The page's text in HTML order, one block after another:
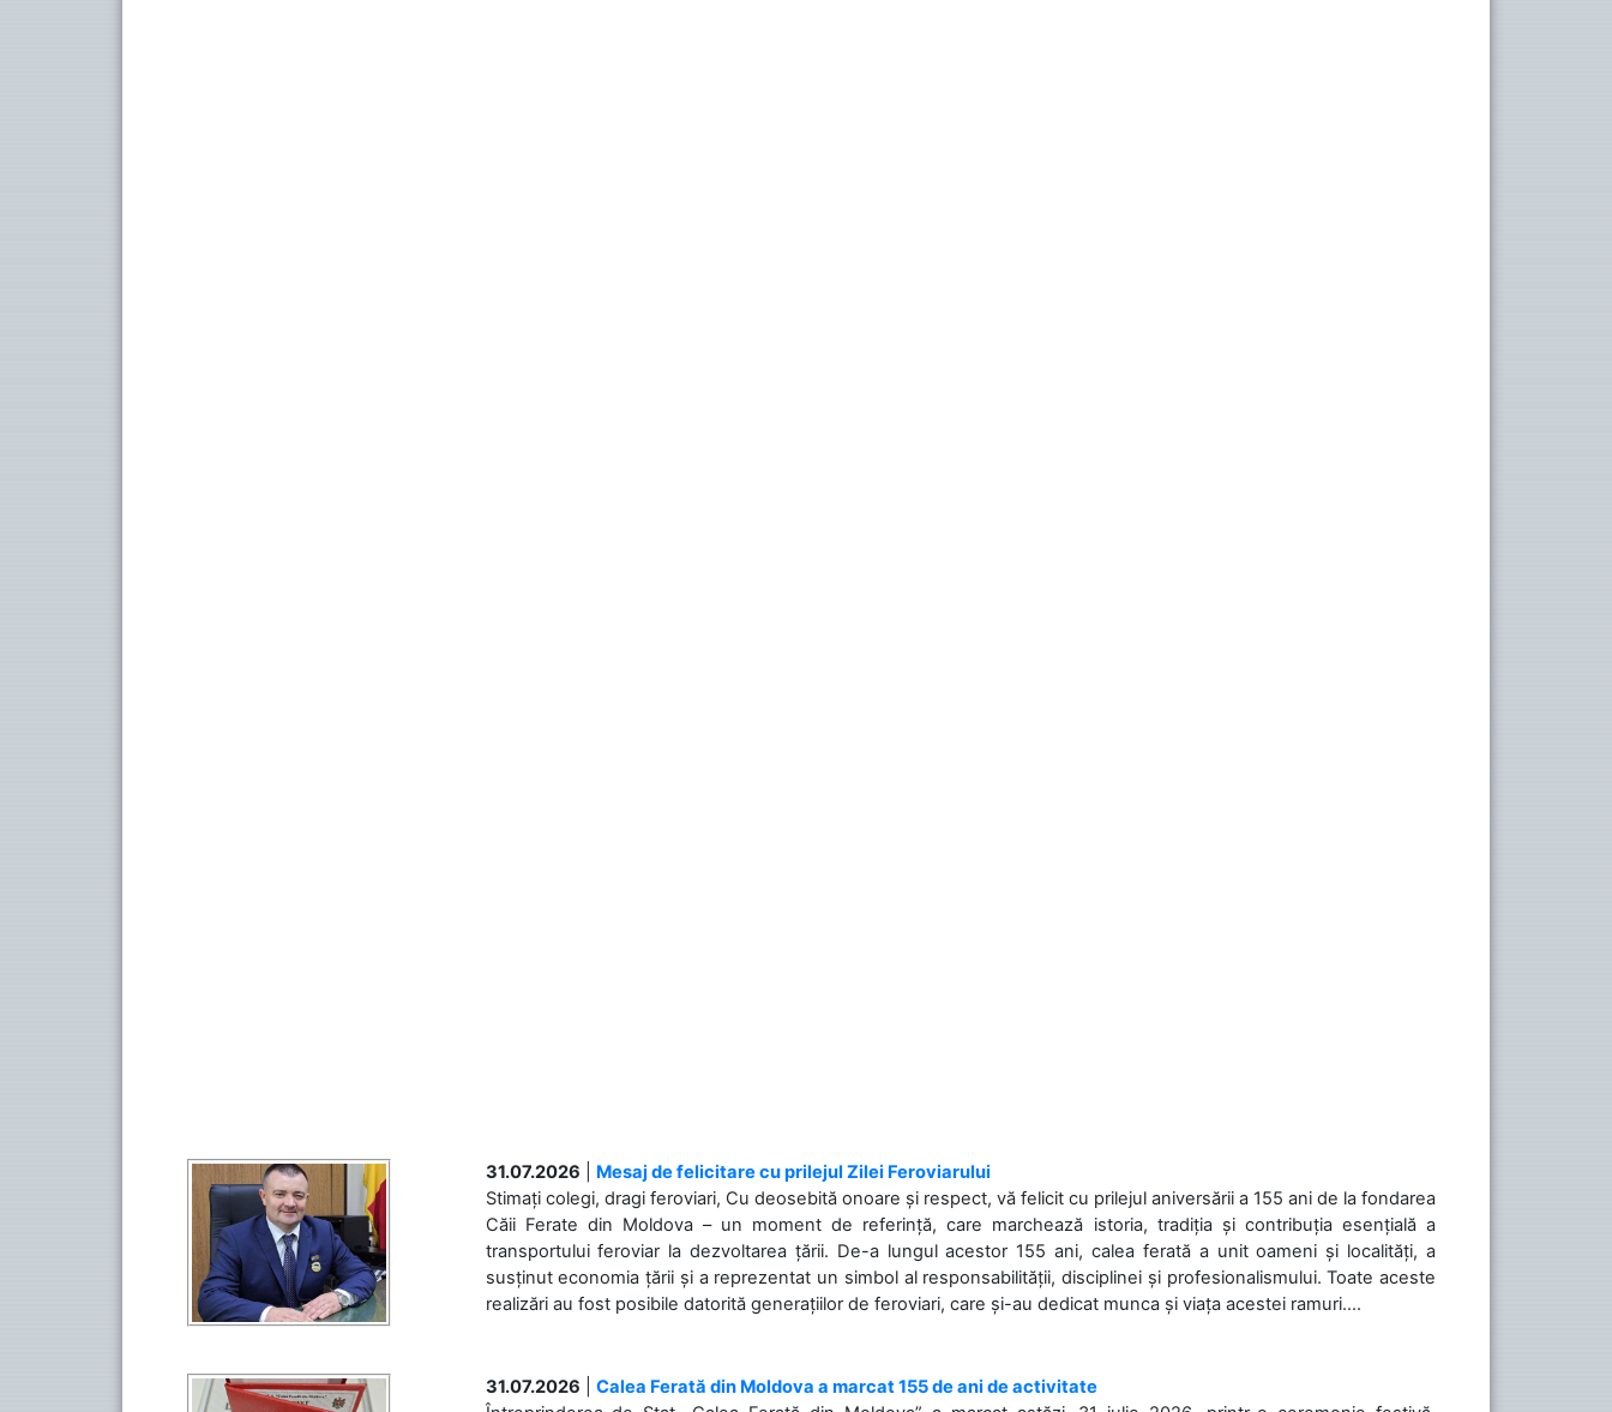
31.07.2026
Mesaj de felicitare cu prilejul Zilei Feroviarului
Stimați colegi, dragi feroviari, Cu deosebită onoare și respect, vă felicit cu prilejul aniversării a 155 ani de la fondarea
Căii Ferate din Moldova – un moment de referință, care marchează istoria, tradiția și contribuția esențială a
transportului feroviar la dezvoltarea țării. De-a lungul acestor 155 ani, calea ferată a unit oameni și localități, a
susținut economia țării și a reprezentat un simbol al responsabilității, disciplinei și profesionalismului. Toate aceste
realizări au fost posibile datorită generațiilor de feroviari, care și-au dedicat munca și viața acestei ramuri....
31.07.2026
Calea Ferată din Moldova a marcat 155 de ani de activitate